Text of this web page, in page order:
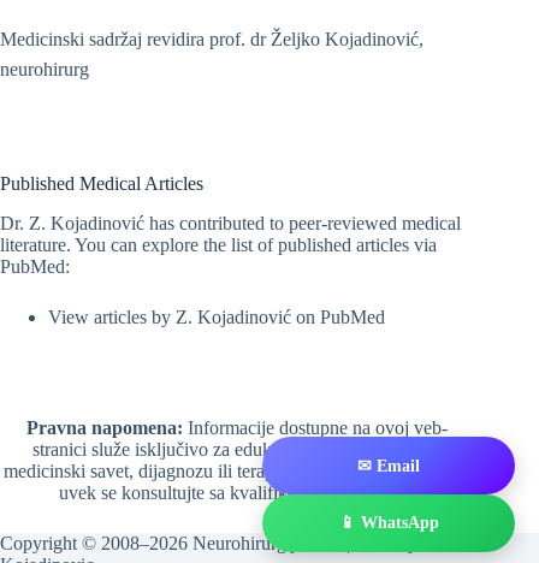
Medicinski sadržaj revidira prof. dr Željko Kojadinović,
neurohirurg
Published Medical Articles
Dr. Z. Kojadinović has contributed to peer-reviewed medical
literature. You can explore the list of published articles via
PubMed:
View articles by Z. Kojadinović on PubMed
Pravna napomena: Informacije dostupne na ovoj veb-
stranici služe isključivo za edukaciju i ne predstavljaju
medicinski savet, dijagnozu ili terapiju. Za medicinske odluke
uvek se konsultujte sa kvalifikovanim lekarom.
Copyright © 2008–2026 Neurohirurgija.in.rs | Dr. Zeljko
✉ Email
📱 WhatsApp